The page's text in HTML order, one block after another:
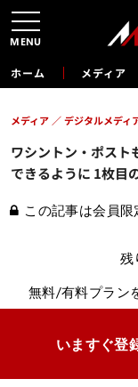
ホーム メディア
ワシントン・ポス
できるように 1枚目
メディア デジタルメディ
この記事は会員
残
無料/有料プラン
いますぐ登
MENU